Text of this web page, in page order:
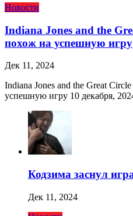
Новости
Indiana Jones and the
похож на успешную игру
Дек 11, 2024
Indiana Jones and the Great
успешную игру 10 декабря,
Кодзима заснул
Дек 11, 2024